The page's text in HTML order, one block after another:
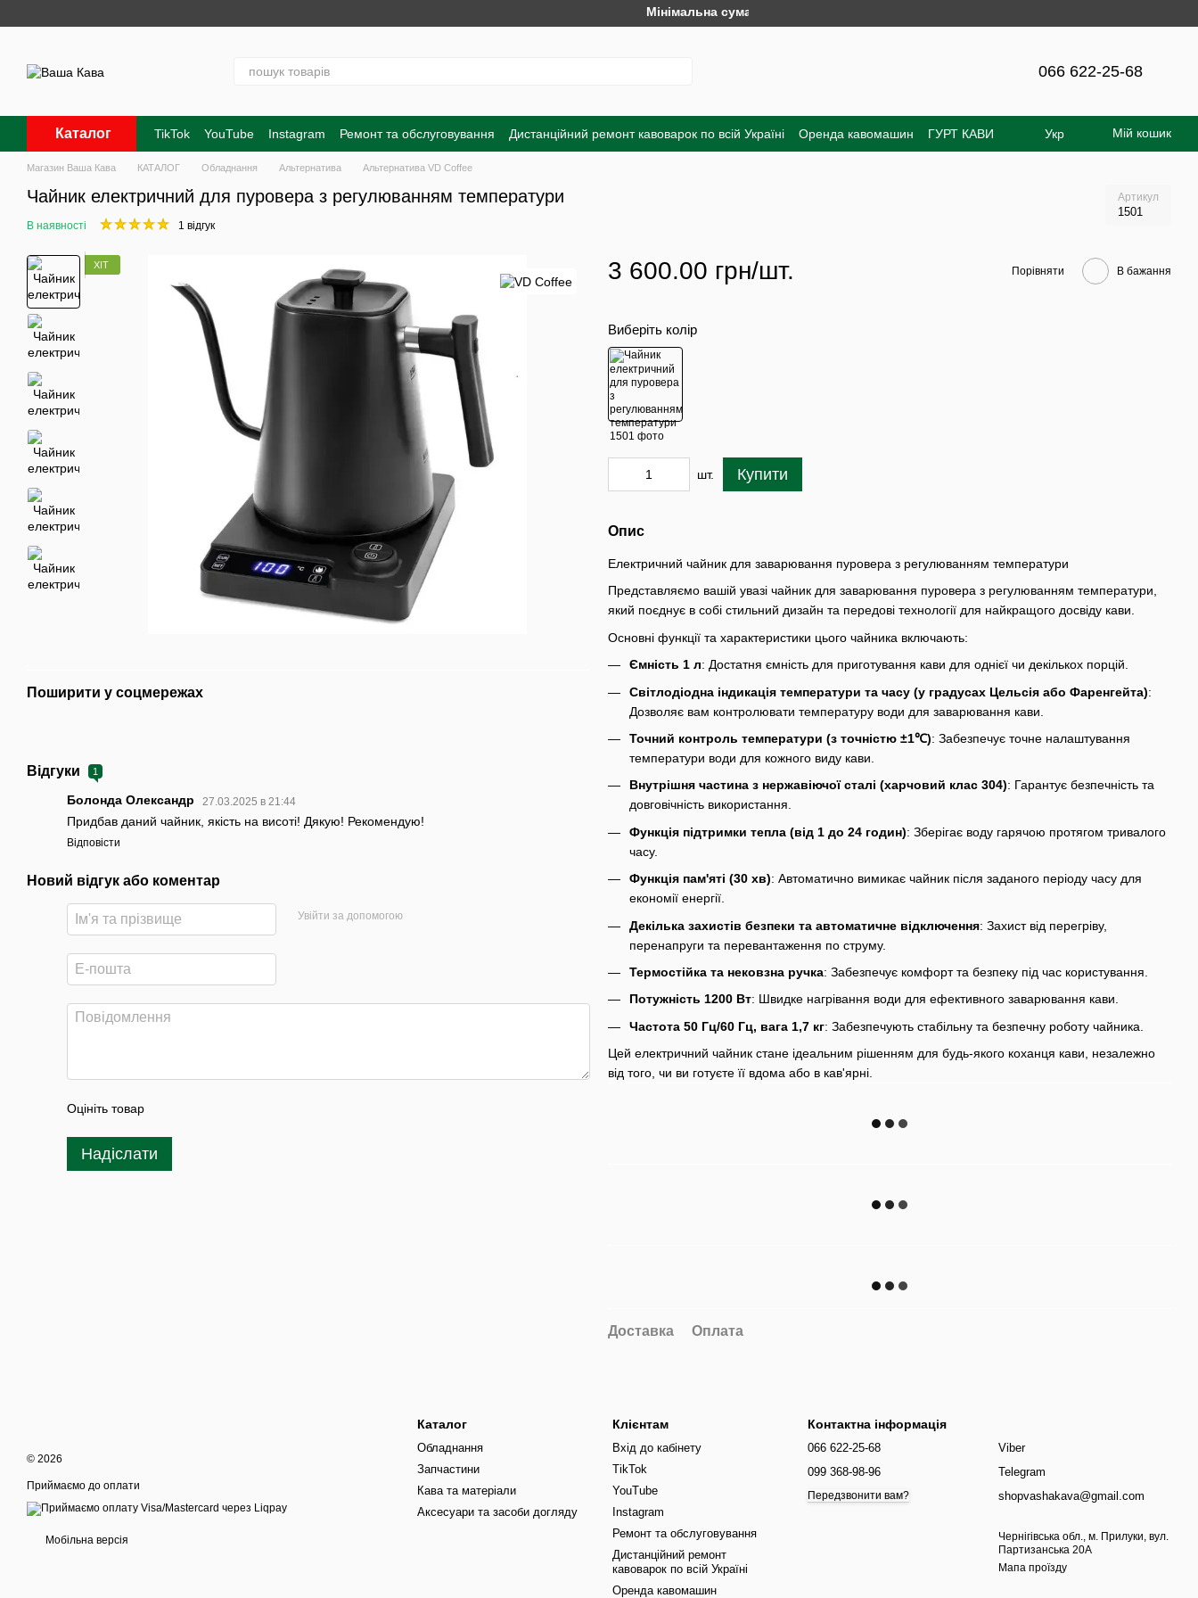
Мінімальна сума замовлення на сайті - 300 грн!
066 622-25-68
Каталог TikTok YouTube Instagram Ремонт та обслуговування Дистанційний ремонт кавоварок по всій Україні Оренда кавомашин
ГУРТ КАВИ
Контакти
Про нас Оплата і доставка Обмін та повернення Договір публічної оферти Угода користувача Відгуки про магазин
Укр Мій кошик
Магазин Ваша Кава КАТАЛОГ Обладнання Альтернатива Альтернатива VD Coffee
Чайник електричний для пуровера з регулюванням температури Артикул
1501
В наявності 1 відгук
ХІТ
Поширити у соцмережах
Відгуки 1
Болонда Олександр 27.03.2025 в 21:44
Придбав даний чайник, якість на висоті! Дякую! Рекомендую!
Відповісти
Новий відгук або коментар
Увійти за допомогою
Оцініть товар
Надіслати
3 600.00 грн/шт. Порівняти В бажання
Виберіть колір
шт. Купити
Опис
Електричний чайник для заварювання пуровера з регулюванням температури
Представляємо вашій увазі чайник для заварювання пуровера з регулюванням температури,
який поєднує в собі стильний дизайн та передові технології для найкращого досвіду кави.
Основні функції та характеристики цього чайника включають:
Ємність 1 л: Достатня ємність для приготування кави для однієї чи декількох порцій.
Світлодіодна індикація температури та часу (у градусах Цельсія або Фаренгейта):
Дозволяє вам контролювати температуру води для заварювання кави.
Точний контроль температури (з точністю ±1℃): Забезпечує точне налаштування
температури води для кожного виду кави.
Внутрішня частина з нержавіючої сталі (харчовий клас 304): Гарантує безпечність та
довговічність використання.
Функція підтримки тепла (від 1 до 24 годин): Зберігає воду гарячою протягом тривалого
часу.
Функція пам'яті (30 хв): Автоматично вимикає чайник після заданого періоду часу для
економії енергії.
Декілька захистів безпеки та автоматичне відключення: Захист від перегріву,
перенапруги та перевантаження по струму.
Термостійка та нековзна ручка: Забезпечує комфорт та безпеку під час користування.
Потужність 1200 Вт: Швидке нагрівання води для ефективного заварювання кави.
Частота 50 Гц/60 Гц, вага 1,7 кг: Забезпечують стабільну та безпечну роботу чайника.
Цей електричний чайник стане ідеальним рішенням для будь-якого коханця кави, незалежно
від того, чи ви готуєте її вдома або в кав'ярні.
Доставка Оплата
© 2026
Приймаємо до оплати
Мобільна версія
Каталог
Обладнання
Запчастини
Кава та матеріали
Аксесуари та засоби догляду
Клієнтам
Вхід до кабінету
TikTok
YouTube
Instagram
Ремонт та обслуговування
Дистанційний ремонт
кавоварок по всій Україні
Оренда кавомашин
Контактна інформація
066 622-25-68
099 368-98-96
Передзвонити вам?
Viber
Telegram
shopvashakava@gmail.com
Чернігівська обл., м. Прилуки, вул.
Партизанська 20А
Мапа проїзду